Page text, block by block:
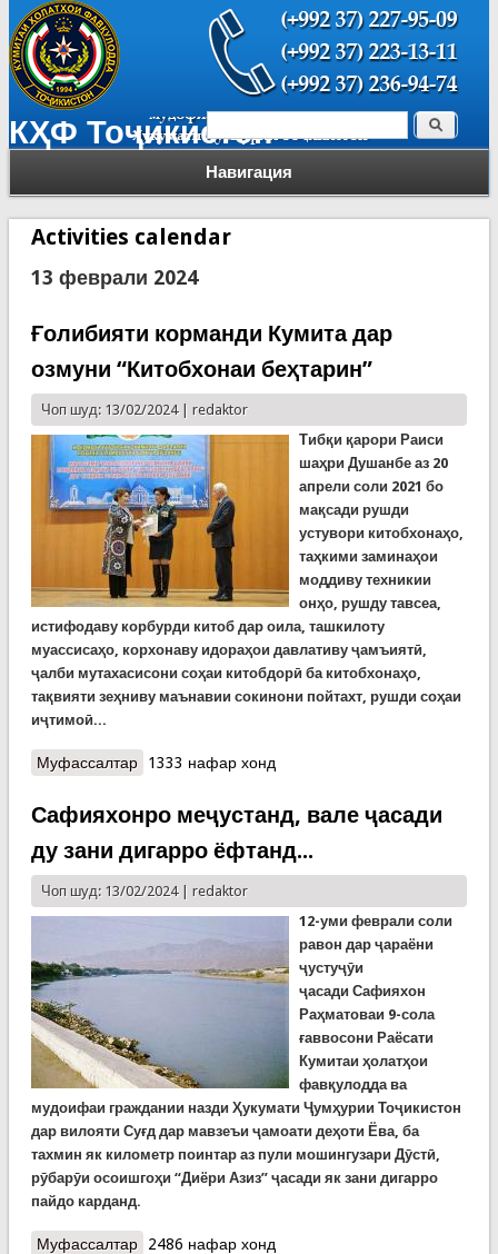
КҲФ Тоҷикистон
Навигация
Форма поиска Поиск
Activities calendar
13 феврали 2024
Ғолибияти корманди Кумита дар
озмуни “Китобхонаи беҳтарин”
Чоп шуд: 13/02/2024 | redaktor
Тибқи қарори Раиси
шаҳри Душанбе аз 20
апрели соли 2021 бо
мақсади рушди
устувори китобхонаҳо,
таҳкими заминаҳои
моддиву техникии
онҳо, рушду тавсеа,
истифодаву корбурди китоб дар оила, ташкилоту
муассисаҳо, корхонаву идораҳои давлативу ҷамъиятӣ,
ҷалби мутахасисони соҳаи китобдорӣ ба китобхонаҳо,
тақвияти зеҳниву маънавии сокинони пойтахт, рушди соҳаи
иҷтимоӣ...
Муфассалтаро Ғолибияти корманди Кумита дар озмуни
1333 нафар хонд
Сафияхонро меҷустанд, вале ҷасади
ду зани дигарро ёфтанд...
Чоп шуд: 13/02/2024 | redaktor
12-уми феврали соли
равон дар ҷараёни
ҷустуҷӯи
ҷасади Сафияхон
Раҳматоваи 9-сола
ғаввосони Раёсати
Кумитаи ҳолатҳои
фавқулодда ва
мудоифаи граждании назди Ҳукумати Ҷумҳурии Тоҷикистон
дар вилояти Суғд дар мавзеъи ҷамоати деҳоти Ёва, ба
тахмин як километр поинтар аз пули мошингузари Дӯстӣ,
рӯбарӯи осоишгоҳи “Диёри Азиз” ҷасади як зани дигарро
пайдо карданд.
Муфассалтаро Сафияхонро меҷустанд, вале ҷасади ду зани
2486 нафар хонд